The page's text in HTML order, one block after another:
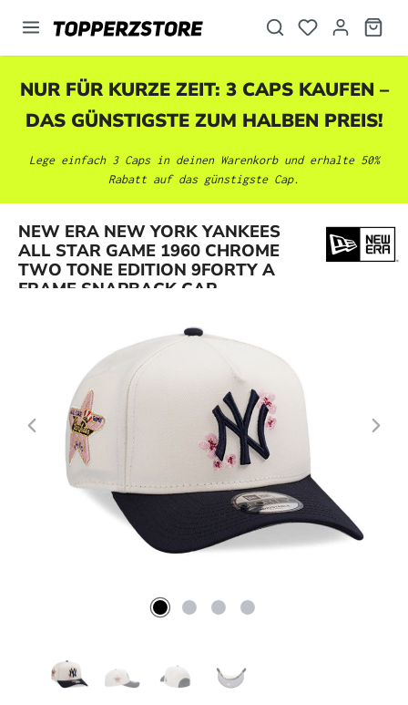
springen
NUR FÜR KURZE ZEIT: 3 CAPS KAUFEN –
DAS GÜNSTIGSTE ZUM HALBEN PREIS!
Lege einfach 3 Caps in deinen Warenkorb und erhalte 50%
Rabatt auf das günstigste Cap.
NEW ERA NEW YORK YANKEES
ALL STAR GAME 1960 CHROME
TWO TONE EDITION 9FORTY A
FRAME SNAPBACK CAP
Bildergalerie überspringen